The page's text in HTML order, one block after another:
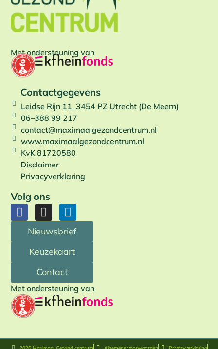
Met ondersteuning van
Contactgegevens
Leidse Rijn 11, 3454 PZ Utrecht (De Meern)
06–388 99 217
contact@maximaalgezondcentrum.nl
www.maximaalgezondcentrum.nl
KvK 81720580
Disclaimer
Privacyverklaring
Volg ons
Nieuwsbrief
Keuzekaart
Contact
Met ondersteuning van
2026 Maximaal Gezond centrum Algemene voorwaarden Privacyverklaring